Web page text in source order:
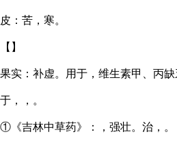
皮：苦，寒。
【】
果实：补虚。用于，维生素甲、丙
于，，。
①《吉林中草药》：，强壮。治，。